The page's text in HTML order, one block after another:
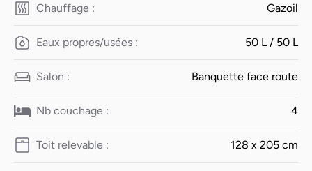
Chauffage : Gazoil
Eaux propres/usées : 50 L / 50 L
Salon : Banquette face route
Nb couchage : 4
Toit relevable : 128 x 205 cm